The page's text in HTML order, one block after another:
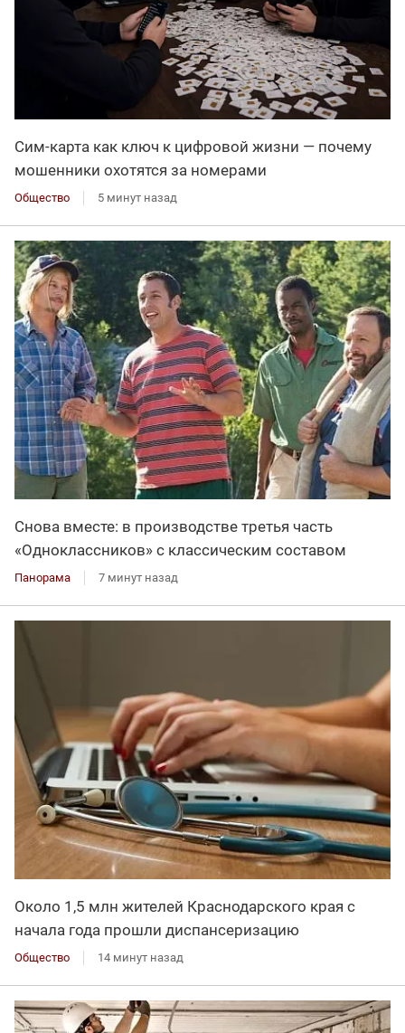
Сим-карта как ключ к цифровой жизни — почему
мошенники охотятся за номерами
Общество 5 минут назад
Снова вместе: в производстве третья часть
«Одноклассников» с классическим составом
Панорама 7 минут назад
Около 1,5 млн жителей Краснодарского края с
начала года прошли диспансеризацию
Общество 14 минут назад